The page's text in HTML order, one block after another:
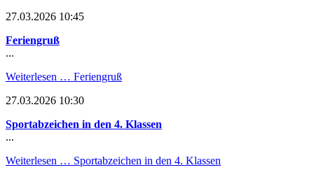
27.03.2026 10:45
Feriengruß
...
Weiterlesen … Feriengruß
27.03.2026 10:30
Sportabzeichen in den 4. Klassen
...
Weiterlesen … Sportabzeichen in den 4. Klassen